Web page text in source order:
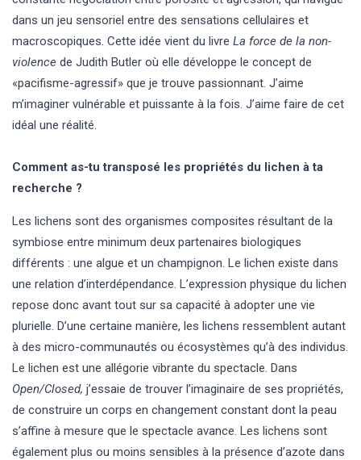
dans un jeu sensoriel entre des sensations cellulaires et
macroscopiques. Cette idée vient du livre La force de la non-
violence de Judith Butler où elle développe le concept de
«pacifisme-agressif» que je trouve passionnant. J’aime
m’imaginer vulnérable et puissante à la fois. J’aime faire de cet
idéal une réalité.
Comment as-tu transposé les propriétés du lichen à ta
recherche ?
Les lichens sont des organismes composites résultant de la
symbiose entre minimum deux partenaires biologiques
différents : une algue et un champignon. Le lichen existe dans
une relation d’interdépendance. L’expression physique du lichen
repose donc avant tout sur sa capacité à adopter une vie
plurielle. D’une certaine manière, les lichens ressemblent autant
à des micro-communautés ou écosystèmes qu’à des individus.
Le lichen est une allégorie vibrante du spectacle. Dans
Open/Closed, j’essaie de trouver l’imaginaire de ses propriétés,
de construire un corps en changement constant dont la peau
s’affine à mesure que le spectacle avance. Les lichens sont
également plus ou moins sensibles à la présence d’azote dans